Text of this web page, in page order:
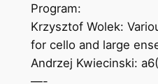
Program:
Krzysztof Wolek:
for cello and large
Andrzej Kwiecinski:
—-